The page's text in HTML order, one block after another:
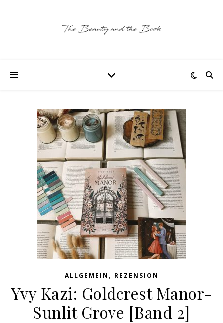
ALLGEMEIN , REZENSION
Yvy Kazi: Goldcrest Manor-
Sunlit Grove [Band 2]